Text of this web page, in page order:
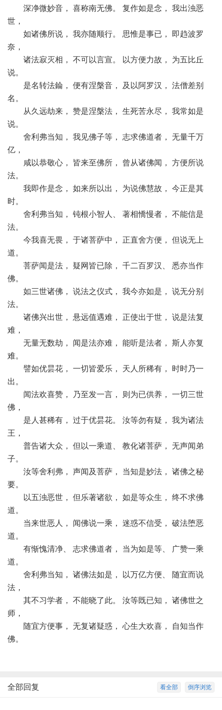
深净微妙音， 喜称南无佛。 复作如是念， 我出浊恶
世，
如诸佛所说， 我亦随顺行。 思惟是事已， 即趋波罗
奈，
诸法寂灭相， 不可以言宣。 以方便力故， 为五比丘
说。
是名转法錀， 便有涅槃音， 及以阿罗汉， 法僧差别
名。
从久远劫来， 赞是涅槃法， 生死苦永尽， 我常如是
说。
舍利弗当知， 我见佛子等， 志求佛道者， 无量千万
亿，
咸以恭敬心， 皆来至佛所， 曾从诸佛闻， 方便所说
法。
我即作是念， 如来所以出， 为说佛慧故， 今正是其
时。
舍利弗当知， 钝根小智人、 著相憍慢者， 不能信是
法。
今我喜无畏， 于诸菩萨中， 正直舍方便， 但说无上
道。
菩萨闻是法， 疑网皆已除， 千二百罗汉、 悉亦当作
佛。
如三世诸佛， 说法之仪式， 我今亦如是， 说无分别
法。
诸佛兴出世， 悬远值遇难， 正使出于世， 说是法复
难，
无量无数劫， 闻是法亦难， 能听是法者， 斯人亦复
难。
譬如优昙花， 一切皆爱乐， 天人所稀有， 时时乃一
出。
闻法欢喜赞， 乃至发一言， 则为已供养， 一切三世
佛，
是人甚稀有， 过于优昙花。 汝等勿有疑， 我为诸法
王，
普告诸大众， 但以一乘道、 教化诸菩萨， 无声闻弟
子。
汝等舍利弗， 声闻及菩萨， 当知是妙法， 诸佛之秘
要。
以五浊恶世， 但乐著诸欲， 如是等众生， 终不求佛
道。
当来世恶人， 闻佛说一乘， 迷惑不信受， 破法堕恶
道。
有惭愧清净、 志求佛道者， 当为如是等、 广赞一乘
道。
舍利弗当知， 诸佛法如是， 以万亿方便、 随宜而说
法，
其不习学者， 不能晓了此。 汝等既已知， 诸佛世之
师，
随宜方便事， 无复诸疑惑， 心生大欢喜， 自知当作
佛。
倒序浏览
看全部
全部回复